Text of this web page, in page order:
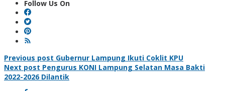
Follow Us On
Post
navigation
Previous post Gubernur Lampung Ikuti Coklit KPU
Next post Pengurus KONI Lampung Selatan Masa Bakti
2022-2026 Dilantik